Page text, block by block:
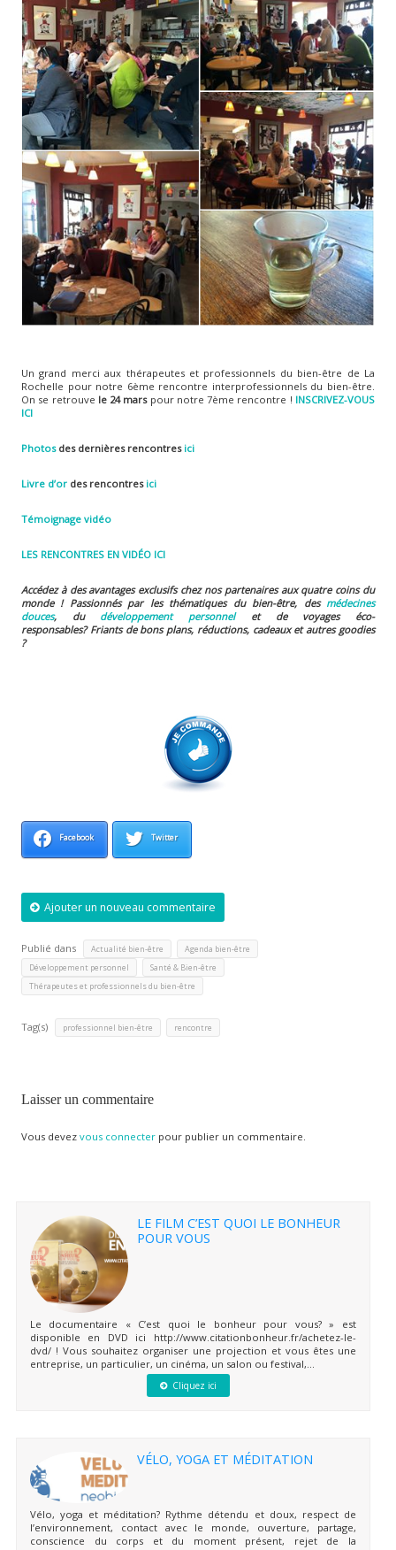
Un grand merci aux thérapeutes et professionnels du bien-être de La
Rochelle pour notre 6ème rencontre interprofessionnels du bien-être.
On se retrouve le 24 marspour notre 7ème rencontre ! INSCRIVEZ-VOUS
ICI
Photos des dernières rencontres ici
Livre d’or des rencontresici
Témoignage vidéo
LES RENCONTRES EN VIDÉO ICI
Accédez à des avantages exclusifs chez nos partenaires aux quatre coins du
monde ! Passionnés par les thématiques du bien-être, des médecines
douces, du développement personnel et de voyages éco-
responsables? Friants de bons plans, réductions, cadeaux et autres goodies
?
Facebook Twitter
Ajouter un nouveau commentaire
Publié dans Actualité bien-être Agenda bien-être
Développement personnel Santé & Bien-être
Thérapeutes et professionnels du bien-être
Tag(s) professionnel bien-être rencontre
Laisser un commentaire
Vous devez vous connecterpour publier un commentaire.
LE FILM C’EST QUOI LE BONHEUR
POUR VOUS
Le documentaire « C’est quoi le bonheur pour vous? » est
disponible en DVD ici http://www.citationbonheur.fr/achetez-le-
dvd/ ! Vous souhaitez organiser une projection et vous êtes une
entreprise, un particulier, un cinéma, un salon ou festival,...
Cliquez ici
VÉLO, YOGA ET MÉDITATION
Vélo, yoga et méditation? Rythme détendu et doux, respect de
l’environnement, contact avec le monde, ouverture, partage,
conscience du corps et du moment présent, rejet de la